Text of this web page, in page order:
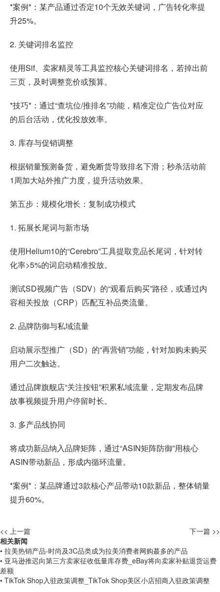
*案例*：某产品通过否定10个无效关键词，广告转化率提
升25%。
2. 关键词排名监控
使用Sif、卖家精灵等工具监控核心关键词排名，若掉出前
三页，及时调整竞价或预算。
*技巧*：通过“查坑位/推排名”功能，精准定位广告位对应
的后台活动，优化投放效率。
3. 库存与促销调整
根据销量预测备货，避免断货导致排名下滑；秒杀活动前
1周加大站外推广力度，提升活动效果。
第五步：规模化增长：复制成功模式
1. 拓展长尾词与新市场
使用Helium10的“Cerebro”工具提取竞品长尾词，针对转
化率>5%的词启动精准投放。
测试SD视频广告（SDV）的“观看后购买”路径，或通过内
容相关投放（CRP）匹配互补品类流量。
2. 品牌防御与私域流量
启动展示型推广（SD）的“再营销”功能，针对加购未购买
用户二次触达。
通过品牌旗舰店“关注按钮”积累私域流量，定期发布品牌
故事视频提升用户停留时长。
3. 多产品线协同
将成功新品纳入品牌矩阵，通过“ASIN矩阵防御”用核心
ASIN带动新品，形成内循环流量。
*案例*：某品牌通过3款核心产品带动10款新品，整体销量
提升60%。
<< 上一篇
下一篇 >>
相关新闻
• 拉美热销产品-时尚及3C品类成为拉美消费者网购蕞多的产品
• 亚马逊推迟向第三方卖家征收低量库存费_eBay将向卖家补贴退货运费
差额
• TikTok Shop入驻政策调整_TikTok Shop美区小店招商入驻政策调整